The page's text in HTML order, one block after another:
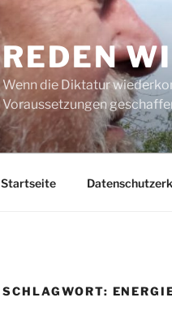
REDEN
Wenn die Diktatur
Voraussetzungen
Startseite
SCHLAGWORT: